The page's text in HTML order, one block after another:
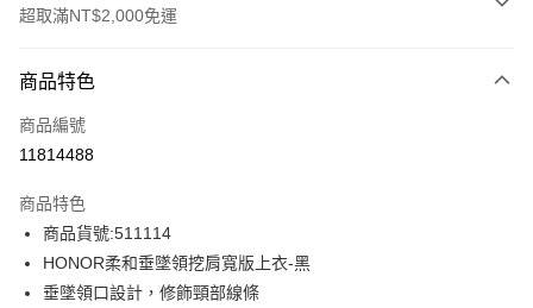
超取滿NT$2,000免運
信用卡一次付款
超商取貨付款
Apple Pay
街口支付
商品特色
商品編號
11814488
商品特色
商品貨號:511114
HONOR柔和垂墜領挖肩寬版上衣-黑
垂墜領口設計，修飾頸部線條